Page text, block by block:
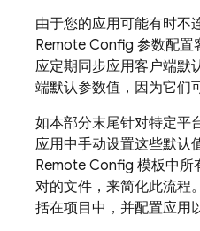
由于您的应用可能有时不
Remote Config 参数配置
应定期同步应用客户端默
端默认参数值，因为它们
如本部分末尾针对特定平
应用中手动设置这些默认
Remote Config 模板中所
对的文件，来简化此流程
括在项目中，并配置应用